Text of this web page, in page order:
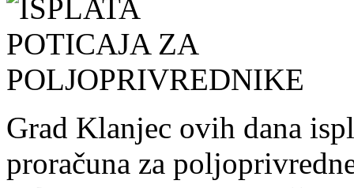
Grad Klanjec ovih dana
proračuna za